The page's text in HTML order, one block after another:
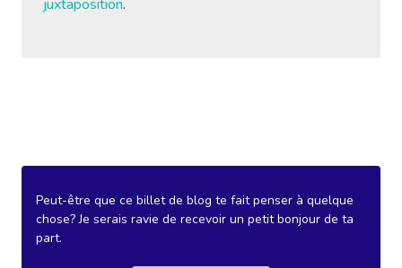
juxtaposition.
Peut-être que ce billet de blog te fait penser à quelque
chose? Je serais ravie de recevoir un petit bonjour de ta
part.